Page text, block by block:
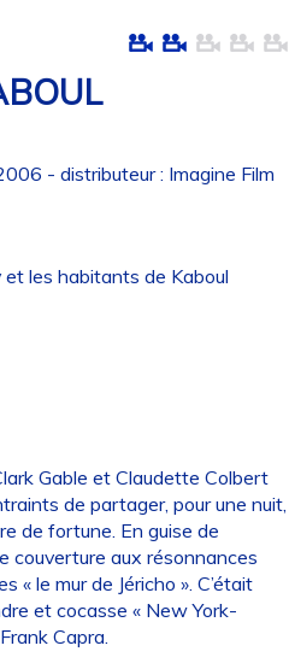
- distributeur : Imagine Film
les habitants de Kaboul
Gable et Claudette Colbert
de partager, pour une nuit,
de fortune. En guise de
couverture aux résonnances
« le mur de Jéricho ». C’était
et cocasse « New York-
Capra.